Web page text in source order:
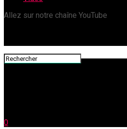
Allez sur notre chaîne YouTube
0